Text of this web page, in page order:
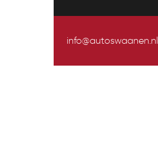
info@autoswaanen.nl